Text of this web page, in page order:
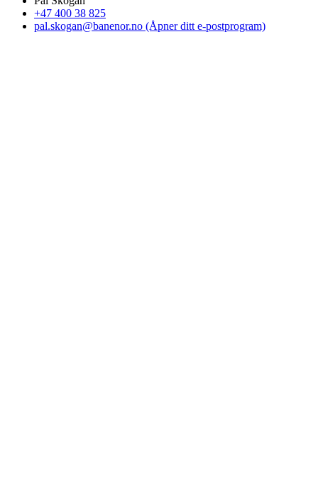
+47 400 38 825
pal.skogan@banenor.no (Åpner ditt e-postprogram)